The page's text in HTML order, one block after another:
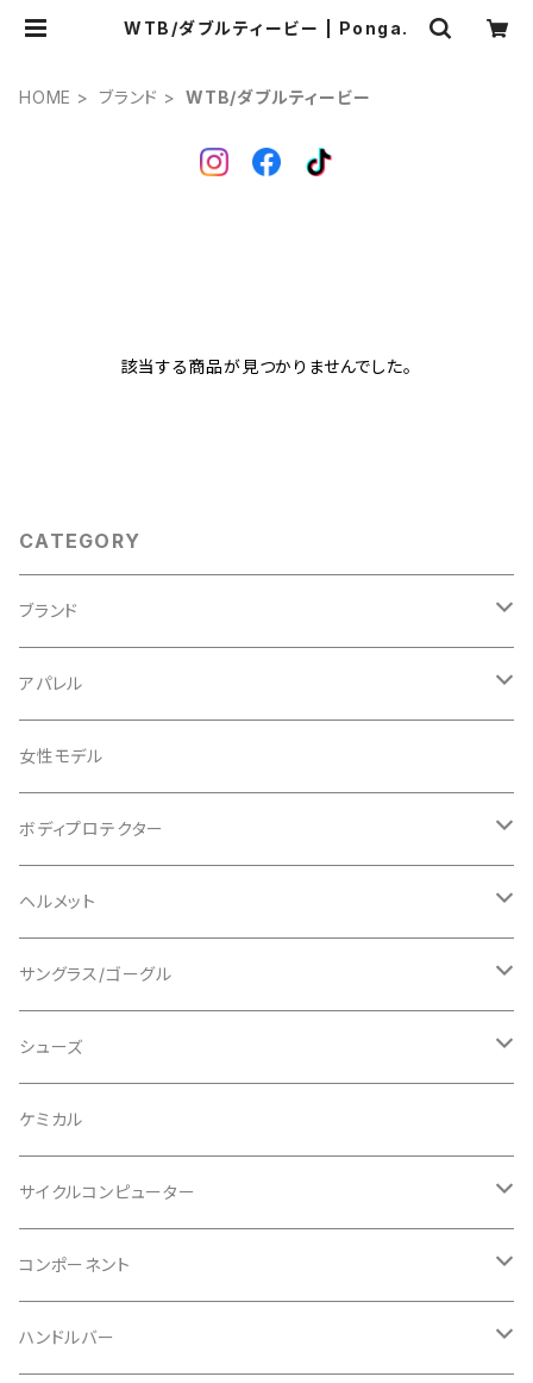
WTB/ダブルティービー | Ponga.
HOME ブランド WTB/ダブルティービー
該当する商品が見つかりませんでした。
CATEGORY
ブランド
ABUS/アブス
ADEPT/アデプト
AENOMALY/アエノマリー
ALL MOUNTAIN STYLE
AVID/アヴィド
BAR MITTS/バーミッツ
BAZOOKA/バズーカ
BBB/ビービービー
BELL/ベル
BIKEHAND/バイクハンド
アパレル
Tシャツ
ジャージ
ロングスリーブ
ショートスリーブ
ジャケット
ショーツ
ビブタイプ
パンツ / タイツ
上下セット
グローブ
指切り
フルフィンガー
ソックス
シューズカバー
女性モデル
ボディプロテクター
エルボー/肘
ニー/膝
その他
ヘルメット
ロード
マウンテンバイク
フルフェイス
キッズ
サングラス/ゴーグル
アクセサリー
シューズ
ロード
グラベル
マウンテンバイク
フラットペダル用
インソール
ケミカル
サイクルコンピューター
ヘッドユニット
センサー
コンポーネント
カセットスプロケット
ハンドルバー